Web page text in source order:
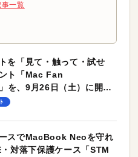
一覧
を「見て・触って・試せ
ト「Mac Fan
を、9月26日（土）に開催
スでMacBook Neoを守れ
対落下保護ケース「STM